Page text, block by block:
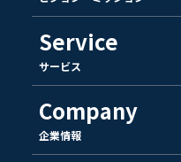
Service
サービス
Company
企業情報